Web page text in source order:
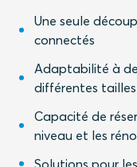
Une seule
connectés
Adaptabilité à
différentes tailles
Capacité de
niveau et les